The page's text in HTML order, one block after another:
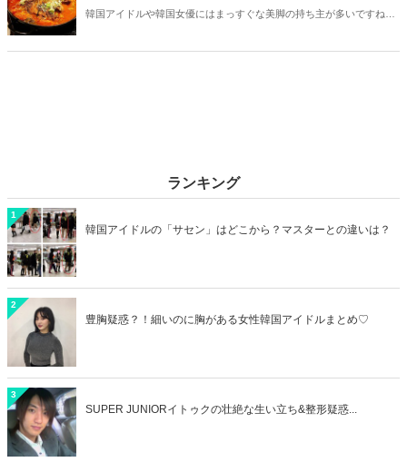
韓国アイドルや韓国女優にはまっすぐな美脚の持ち主が多いですね。
ランキング
1
韓国アイドルの「サセン」はどこから？マスターとの違いは？
2
豊胸疑惑？！細いのに胸がある女性韓国アイドルまとめ♡
3
SUPER JUNIORイトゥクの壮絶な生い立ち&整形疑惑...